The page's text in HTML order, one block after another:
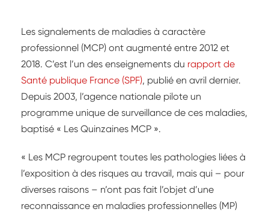
Les signalements de maladies à caractère
professionnel (MCP) ont augmenté entre 2012 et
2018. C’est l’un des enseignements du rapport de
Santé publique France (SPF), publié en avril dernier.
Depuis 2003, l’agence nationale pilote un
programme unique de surveillance de ces maladies,
baptisé « Les Quinzaines MCP ».
« Les MCP regroupent toutes les pathologies liées à
l’exposition à des risques au travail, mais qui – pour
diverses raisons – n’ont pas fait l’objet d’une
reconnaissance en maladies professionnelles (MP)